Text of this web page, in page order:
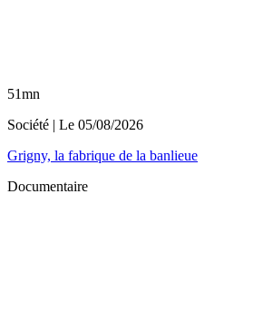
51mn
Société | Le 05/08/2026
Grigny, la fabrique de la banlieue
Documentaire